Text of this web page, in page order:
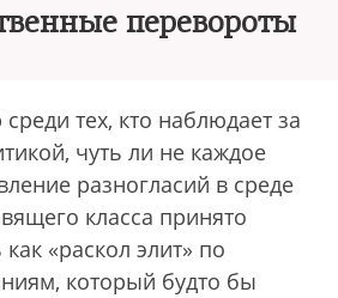
перевороты
тех, кто наблюдает за
чуть ли не каждое
разногласий в среде
класса принято
«раскол элит» по
который будто бы